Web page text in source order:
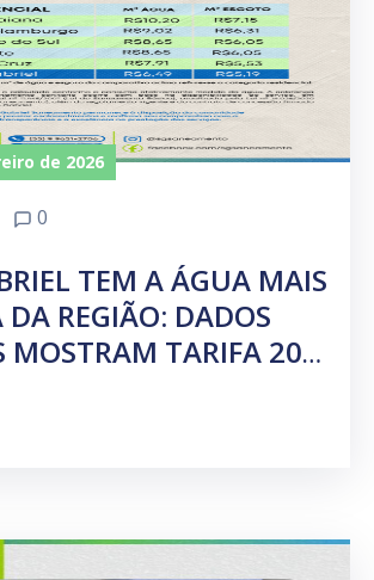
de 2026
0
TEM A ÁGUA MAIS
DA REGIÃO: DADOS
MOSTRAM TARIFA 20%